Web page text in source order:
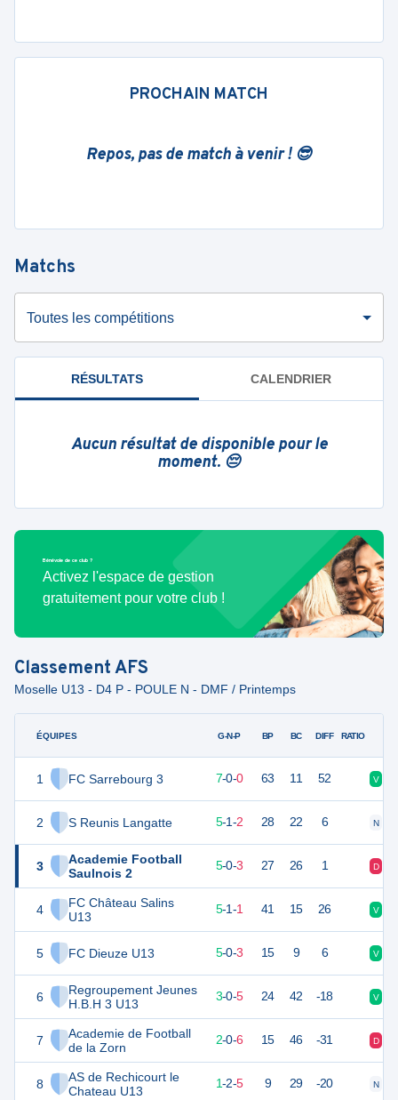
PROCHAIN MATCH
Repos, pas de match à venir ! 😎
Matchs
Toutes les compétitions
RÉSULTATS CALENDRIER
Aucun résultat de disponible pour le
moment. 😔
Bénévole de ce club ?
Activez l'espace de gestion
gratuitement pour votre club !
ClassementAFS
Moselle U13 - D4 P - POULE N - DMF / Printemps
ÉQUIPES
1 FC Sarrebourg 3
2 S Reunis Langatte
3
Academie Football
Saulnois 2
4
FC Château Salins
U13
5 FC Dieuze U13
6
Regroupement Jeunes
H.B.H 3 U13
7
Academie de Football
de la Zorn
8
AS de Rechicourt le
Chateau U13
G-N-P BP BC DIFF RATIO
20 7-0-0 63 11 52 V
16 5-1-2 28 22 6 N
15 5-0-3 27 26 1 D
15 5-1-1 41 15 26 V
5-0-3 15 9 6 V
9 8 3-0-5 24 42 -18 V
6 8 2-0-6 15 46 -31 D
5 1-2-5 9 29 -20 N